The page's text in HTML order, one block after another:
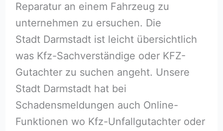
Reparatur an einem Fahrzeug zu
unternehmen zu ersuchen. Die
Stadt Darmstadt ist leicht übersichtlich
was Kfz-Sachverständige oder KFZ-
Gutachter zu suchen angeht. Unsere
Stadt Darmstadt hat bei
Schadensmeldungen auch Online-
Funktionen wo Kfz-Unfallgutachter oder